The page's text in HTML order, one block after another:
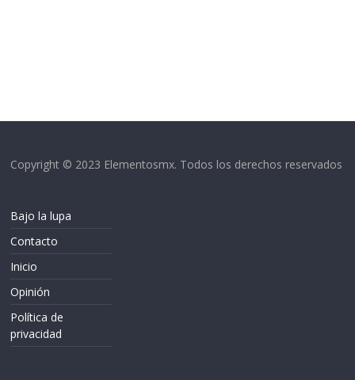
Copyright © 2023 Elementosmx. Todos los derechos reservados
Bajo la lupa
Contacto
Inicio
Opinión
Política de
privacidad